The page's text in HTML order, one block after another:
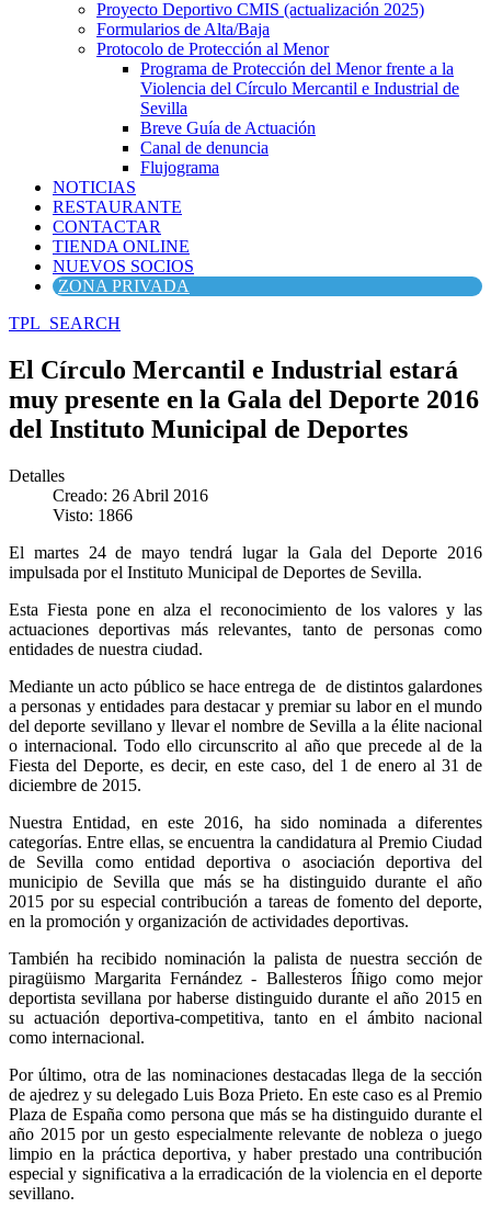
Proyecto Deportivo CMIS (actualización 2025)
Formularios de Alta/Baja
Protocolo de Protección al Menor
Programa de Protección del Menor frente a la
Violencia del Círculo Mercantil e Industrial de
Sevilla
Breve Guía de Actuación
Canal de denuncia
Flujograma
NOTICIAS
RESTAURANTE
CONTACTAR
TIENDA ONLINE
NUEVOS SOCIOS
ZONA PRIVADA
TPL_SEARCH
El Círculo Mercantil e Industrial estará
muy presente en la Gala del Deporte 2016
del Instituto Municipal de Deportes
Detalles
Creado: 26 Abril 2016
Visto: 1866
El martes 24 de mayo tendrá lugar la Gala del Deporte 2016
impulsada por el Instituto Municipal de Deportes de Sevilla.
Esta Fiesta pone en alza el reconocimiento de los valores y las
actuaciones deportivas más relevantes, tanto de personas como
entidades de nuestra ciudad.
Mediante un acto público se hace entrega de de distintos galardones
a personas y entidades para destacar y premiar su labor en el mundo
del deporte sevillano y llevar el nombre de Sevilla a la élite nacional
o internacional. Todo ello circunscrito al año que precede al de la
Fiesta del Deporte, es decir, en este caso, del 1 de enero al 31 de
diciembre de 2015.
Nuestra Entidad, en este 2016, ha sido nominada a diferentes
categorías. Entre ellas, se encuentra la candidatura al Premio Ciudad
de Sevilla como entidad deportiva o asociación deportiva del
municipio de Sevilla que más se ha distinguido durante el año
2015 por su especial contribución a tareas de fomento del deporte,
en la promoción y organización de actividades deportivas.
También ha recibido nominación la palista de nuestra sección de
piragüismo Margarita Fernández - Ballesteros Íñigo como mejor
deportista sevillana por haberse distinguido durante el año 2015 en
su actuación deportiva-competitiva, tanto en el ámbito nacional
como internacional.
Por último, otra de las nominaciones destacadas llega de la sección
de ajedrez y su delegado Luis Boza Prieto. En este caso es al Premio
Plaza de España como persona que más se ha distinguido durante el
año 2015 por un gesto especialmente relevante de nobleza o juego
limpio en la práctica deportiva, y haber prestado una contribución
especial y significativa a la erradicación de la violencia en el deporte
sevillano.